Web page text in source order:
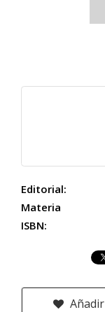
Editorial:
Materia
ISBN: